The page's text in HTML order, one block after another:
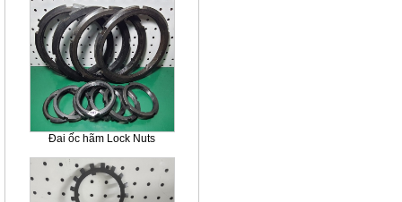
Đai ốc hãm Lock Nuts